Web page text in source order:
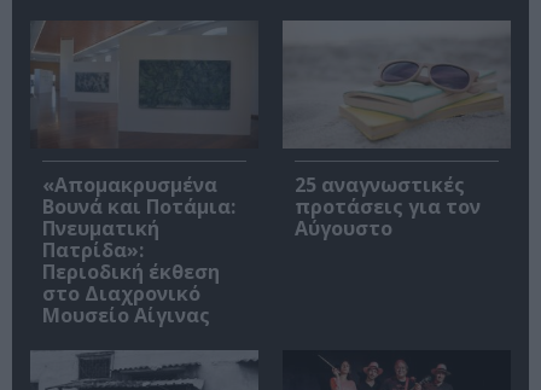
«Απομακρυσμένα
Βουνά και Ποτάμια:
Πνευματική
Πατρίδα»:
Περιοδική έκθεση
στο Διαχρονικό
Μουσείο Αίγινας
25 αναγνωστικές
προτάσεις για τον
Αύγουστο